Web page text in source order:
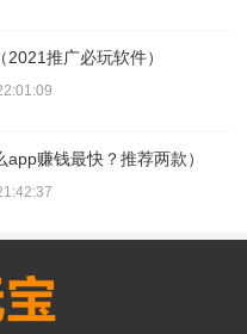
推广必玩软件）
赚钱最快？推荐两款）